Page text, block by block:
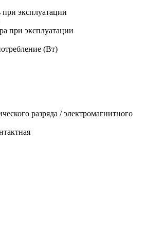
эксплуатации
при эксплуатации
(Вт)
разряда / электромагнитного